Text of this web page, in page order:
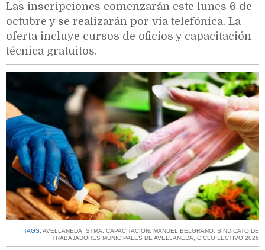
Las inscripciones comenzarán este lunes 6 de
octubre y se realizarán por vía telefónica. La
oferta incluye cursos de oficios y capacitación
técnica gratuitos.
TAGS: AVELLANEDA, STMA, CAPACITACION, MANUEL BELGRANO, SINDICATO DE
TRABAJADORES MUNICIPALES DE AVELLANEDA, CICLO LECTIVO 2026